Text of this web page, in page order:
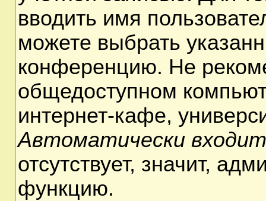
вводить имя
можете выбрать
конференцию. Не
общедоступном
интернет-кафе,
Автоматически
отсутствует, значит,
функцию.